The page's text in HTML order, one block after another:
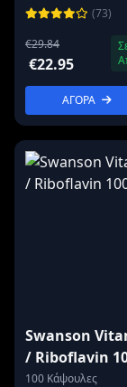
(73)
€29.84
€22.95
ΑΓΟΡΑ
Swanson
/ Riboflavin
100 Κάψουλες